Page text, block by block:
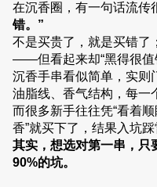
在沉香圈，有一句话流传
错。”
不是买贵了，就是买错了
——但看起来却“黑得很值
沉香手串看似简单，实则
油脂线、香气结构，每一
而很多新手往往凭“看着顺
香”就买下了，结果入坑
其实，想选对第一串，只
90%的坑。